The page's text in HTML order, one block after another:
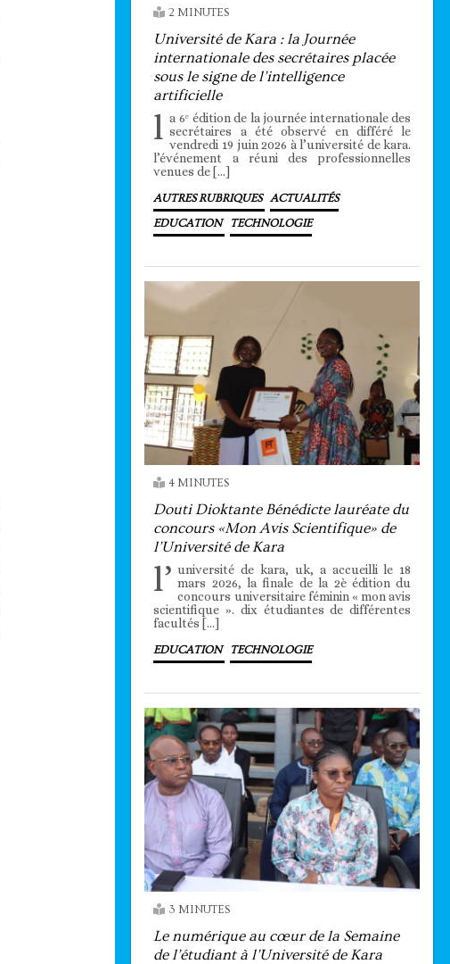
2 MINUTES
Université de Kara : la Journée
internationale des secrétaires placée
sous le signe de l’intelligence
artificielle
l a 6ᵉ édition de la journée internationale des
secrétaires a été observé en différé le
vendredi 19 juin 2026 à l’université de kara.
l’événement a réuni des professionnelles
venues de […]
AUTRES RUBRIQUES ACTUALITÉS
EDUCATION TECHNOLOGIE
4 MINUTES
Douti Dioktante Bénédicte lauréate du
concours «Mon Avis Scientifique» de
l’Université de Kara
l’ université de kara, uk, a accueilli le 18
mars 2026, la finale de la 2è édition du
concours universitaire féminin « mon avis
scientifique ». dix étudiantes de différentes
facultés […]
EDUCATION TECHNOLOGIE
3 MINUTES
Le numérique au cœur de la Semaine
de l’étudiant à l’Université de Kara